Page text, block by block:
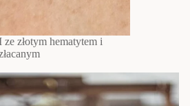
złotym hematytem i